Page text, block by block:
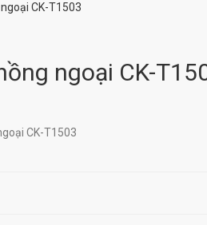
CK-T1503
ngoại CK-
CK-T1503